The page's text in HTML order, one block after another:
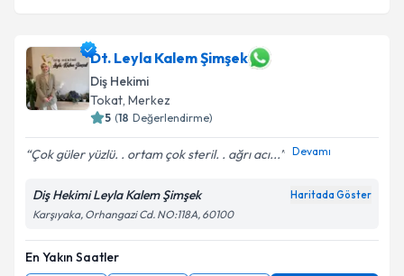
Dt. Leyla Kalem Şimşek
Diş Hekimi
Tokat, Merkez
5 (18 Değerlendirme)
Çok güler yüzlü. . ortam çok steril. . ağrı acı... Devamı
Diş Hekimi Leyla Kalem Şimşek Haritada Göster
Karşıyaka, Orhangazi Cd. NO:118A, 60100
En Yakın Saatler